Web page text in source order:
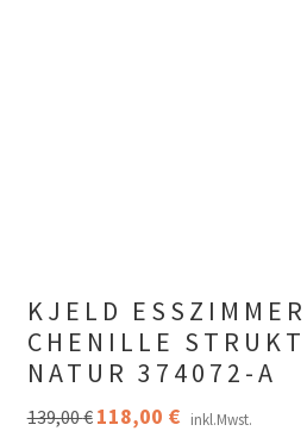
KJELD
CHENILLE
NATUR 374072-A
139,00€ Ursprünglicher
118,00 €Aktueller
inkl.Mwst.